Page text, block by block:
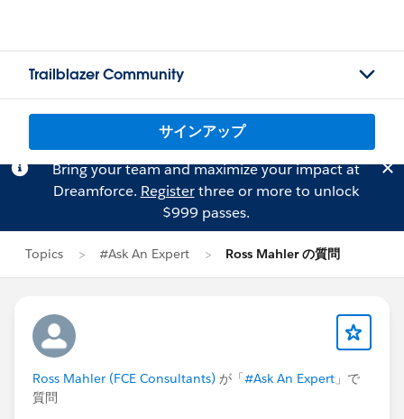
Trailblazer Community
サインアップ
Bring your team and maximize your impact at
Dreamforce. Registerthree or more to unlock
$999 passes.
Topics #Ask An Expert Ross Mahler の質問
Ross Mahler (FCE Consultants) が「#Ask An Expert 」で
質問